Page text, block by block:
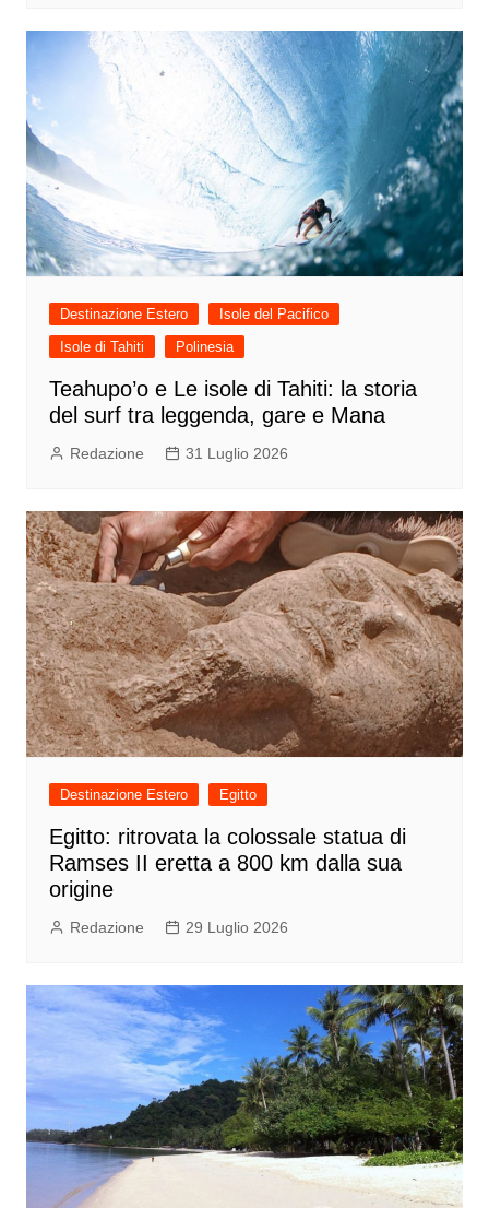
Destinazione Estero
Isole del Pacifico
Isole di Tahiti
Polinesia
Teahupo’o e Le isole di Tahiti: la storia
del surf tra leggenda, gare e Mana
Redazione 31 Luglio 2026
Destinazione Estero Egitto
Egitto: ritrovata la colossale statua di
Ramses II eretta a 800 km dalla sua
origine
Redazione 29 Luglio 2026